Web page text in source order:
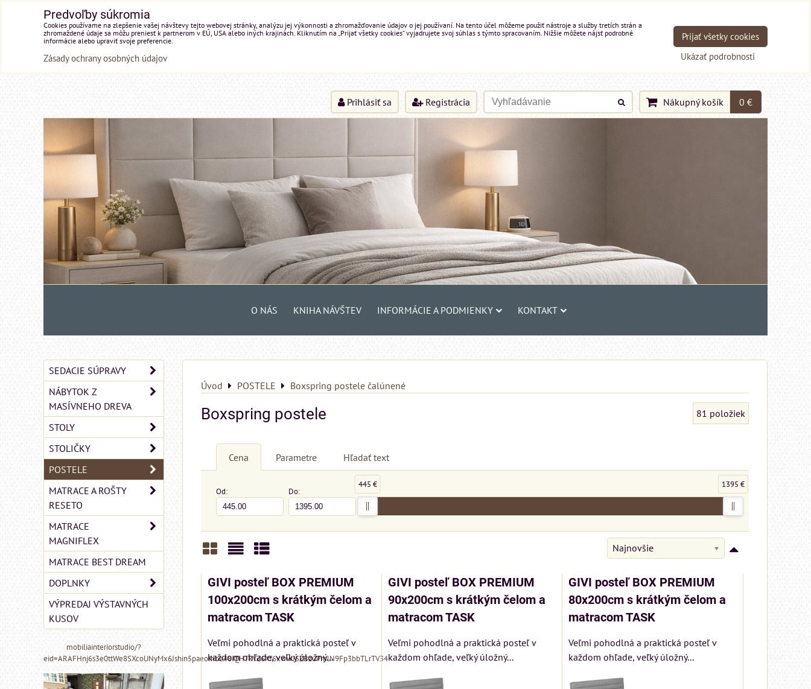
Prihlásiť sa Registrácia Nákupný košík 0 €
O NÁS KNIHA NÁVŠTEV INFORMÁCIE A PODMIENKY KONTAKT
Úvod POSTELE Boxspring postele čalúnené
Boxspring postele 81 položiek
Cena Parametre Hľadať text
Od: Do:
445 € 1395 €
Mriežka
Najnovšie
GIVI posteľ BOX PREMIUM
100x200cm s krátkým čelom a
matracom TASK
Veľmi pohodlná a praktická posteľ v
každom ohľade, veľký úložný...
GIVI posteľ BOX PREMIUM
90x200cm s krátkým čelom a
matracom TASK
Veľmi pohodlná a praktická posteľ v
každom ohľade, veľký úložný...
GIVI posteľ BOX PREMIUM
80x200cm s krátkým čelom a
matracom TASK
Veľmi pohodlná a praktická posteľ v
každom ohľade, veľký úložný...
SEDACIE SÚPRAVY
NÁBYTOK Z
MASÍVNEHO DREVA
STOLY
STOLIČKY
POSTELE
MATRACE A ROŠTY
RESETO
MATRACE
MAGNIFLEX
MATRACE BEST DREAM
DOPLNKY
VÝPREDAJ VÝSTAVNÝCH
KUSOV
mobiliainteriorstudio/?
eid=ARAFHnj6s3e0ttWe8SXcoUNyMx6Jshin5paeoIhbe48iQHTkYZ6Xf6xwwJSZBzuPmlN9Fp3bbTLrTV34
Predvoľby súkromia
Cookies používame na zlepšenie vašej návštevy tejto webovej stránky, analýzu jej výkonnosti a zhromažďovanie údajov o jej používaní. Na tento účel môžeme použiť nástroje a služby tretích strán a
zhromaždené údaje sa môžu preniesť k partnerom v EÚ, USA alebo iných krajinách. Kliknutím na „Prijať všetky cookies“ vyjadrujete svoj súhlas s týmto spracovaním. Nižšie môžete nájsť podrobné
informácie alebo upraviť svoje preferencie.
Zásady ochrany osobných údajov Ukázať podrobnosti
Prijať všetky cookies